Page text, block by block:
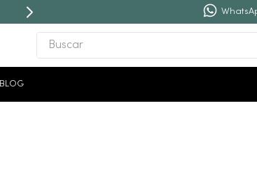
Buscar
BLOG